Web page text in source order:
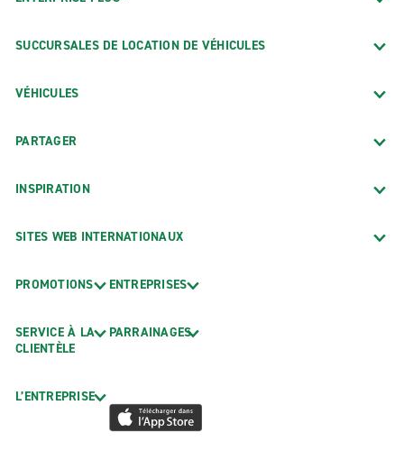
SUCCURSALES DE LOCATION DE VÉHICULES
VÉHICULES
PARTAGER
INSPIRATION
SITES WEB INTERNATIONAUX
PROMOTIONS
SERVICE À LA
CLIENTÈLE
L’ENTREPRISE
ENTREPRISES
PARRAINAGES